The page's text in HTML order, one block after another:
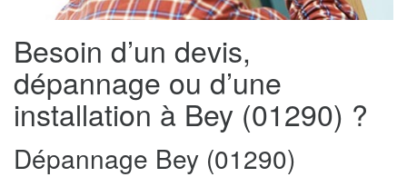
Besoin d’un devis,
dépannage ou d’une
installation à Bey (01290) ?
Dépannage Bey (01290)